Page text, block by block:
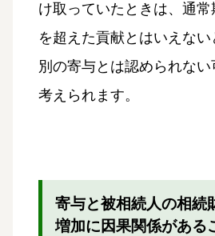
け取っていたときは、通
を超えた貢献とはいえな
別の寄与とは認められない
考えられます。
寄与と被相続人の相続
増加に因果関係がある